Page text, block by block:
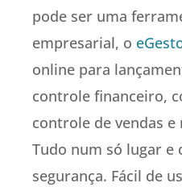
pode ser uma
empresarial, o
online para
controle financeiro,
controle de vendas
Tudo num só lugar e
segurança. Fácil de